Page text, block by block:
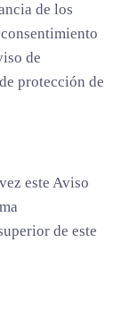
de los
de
protección de
este Aviso
de este